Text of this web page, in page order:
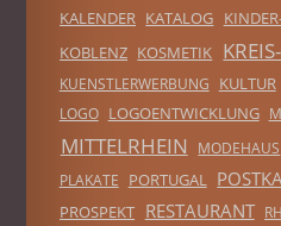
KALENDER KATALOG
KOBLENZ KOSMETIK
KUENSTLERWERBUNG KULTUR
LOGO
LOGOENTWICKLUNG
MITTELRHEIN MODEHAUS
PLAKATE PORTUGAL
PROSPEKT RESTAURANT